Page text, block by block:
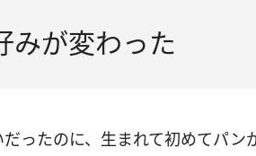
みが変わった
だったのに、生まれて初めてパン